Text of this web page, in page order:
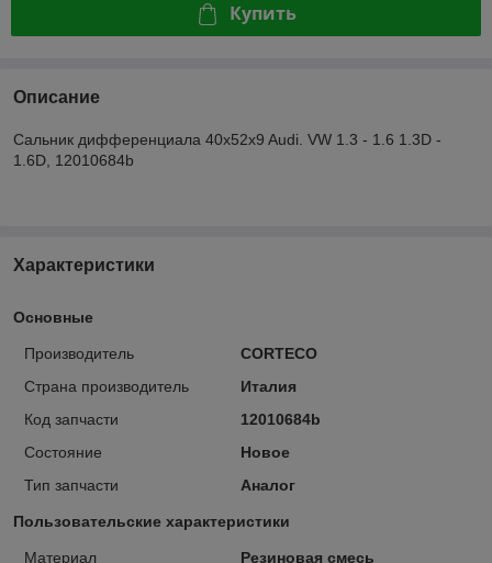
Купить
Описание
Сальник дифференциала 40x52x9 Audi. VW 1.3 - 1.6 1.3D -
1.6D, 12010684b
Характеристики
Основные
Производитель
CORTECO
Страна производитель
Италия
Код запчасти
12010684b
Состояние
Новое
Тип запчасти
Аналог
Пользовательские характеристики
Материал Резиновая смесь